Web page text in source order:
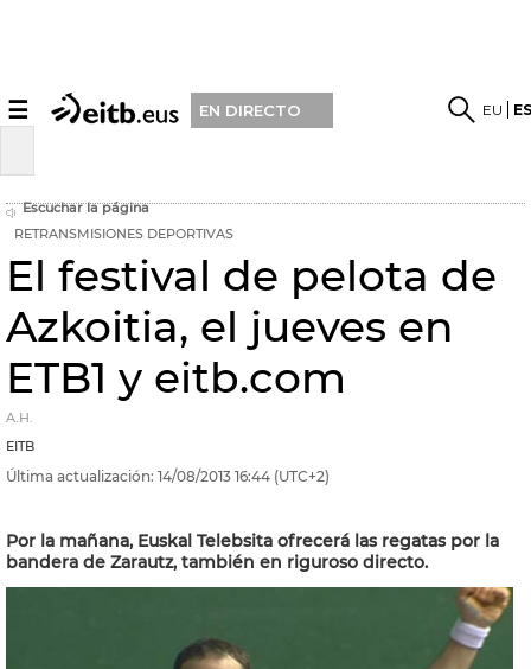
☰ EN DIRECTO EU
Escuchar la página
RETRANSMISIONES DEPORTIVAS
El festival de pelota de
Azkoitia, el jueves en
ETB1 y eitb.com
A.H.
EITB
Última actualización: 14/08/2013 16:44 (UTC+2)
Por la mañana, Euskal Telebsita ofrecerá las regatas por la
bandera de Zarautz, también en riguroso directo.